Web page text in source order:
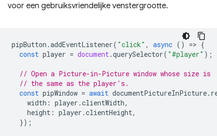
voor een gebruiksvriendelijke venstergrootte.
pipButton .addEventListener( "click" , async () => {
const player = document .querySelector( "#player" );
// Open a Picture-in-Picture window whose size is
// the same as the player's.
const pipWindow = await documentPictureInPicture.
width : player .clientWidth,
height : player .clientHeight,
});